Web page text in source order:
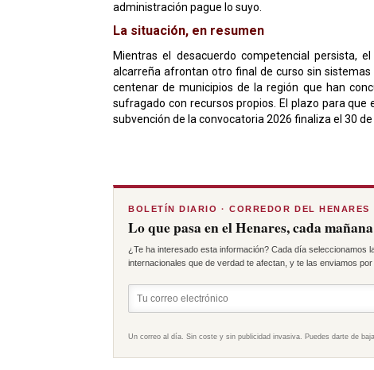
administración pague lo suyo.
La situación, en resumen
Mientras el desacuerdo competencial persista,
alcarreña afrontan otro final de curso sin
centenar de municipios de la región que han
sufragado con recursos propios. El plazo para
subvención de la convocatoria 2026 finaliza el 30 de
BOLETÍN DIARIO · CORREDOR DEL HENARES
Lo que pasa en el Henares, cada
¿Te ha interesado esta información? Cada día seleccionamos
internacionales que de verdad te afectan, y te las enviamos por
Un correo al día. Sin coste y sin publicidad invasiva. Puedes darte de